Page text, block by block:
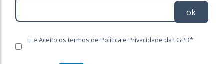
ok
Li e Aceito os termos de Política e Privacidade da LGPD*